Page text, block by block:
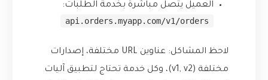
العميل يتصل مباشرة بخدمة الطلبات:
api.orders.myapp.com/v1/orders
لاحظ المشاكل: عناوين URL مختلفة، إصدارات
مختلفة (v1, v2)، وكل خدمة تحتاج لتطبيق آليات